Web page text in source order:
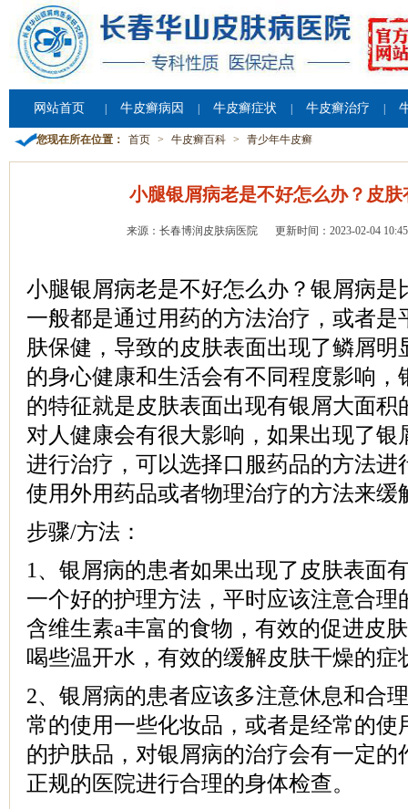
网站首页 牛皮癣病因 牛皮癣症状 牛皮癣治疗
您现在所在位置： 首页 > 牛皮癣百科 > 青少年牛皮癣
小腿银屑病老是不好怎么办？皮
来源：长春博润皮肤病医院 更新时间：2023-02-04
小腿银屑病老是不好怎么办？银屑病是
一般都是通过用药的方法治疗，或者是
肤保健，导致的皮肤表面出现了鳞屑明
的身心健康和生活会有不同程度影响，
的特征就是皮肤表面出现有银屑大面积
对人健康会有很大影响，如果出现了银
进行治疗，可以选择口服药品的方法进
使用外用药品或者物理治疗的方法来缓
步骤/方法：
1、银屑病的患者如果出现了皮肤表面
一个好的护理方法，平时应该注意合理
含维生素a丰富的食物，有效的促进皮
喝些温开水，有效的缓解皮肤干燥的症
2、银屑病的患者应该多注意休息和合
常的使用一些化妆品，或者是经常的使
的护肤品，对银屑病的治疗会有一定的
正规的医院进行合理的身体检查。